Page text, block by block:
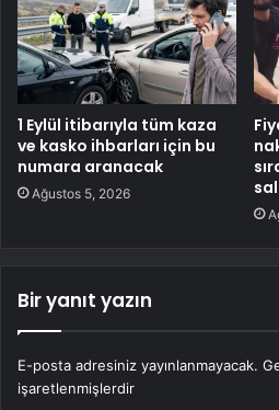
1 Eylül itibarıyla tüm kaza
ve kasko ihbarları için bu
numara aranacak
Ağustos 5, 2026
Bir yanıt yazın
E-posta adresiniz yayınlanmayacak.
işaretlenmişlerdir